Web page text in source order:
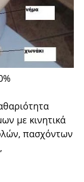
με κινητικά
πασχόντων